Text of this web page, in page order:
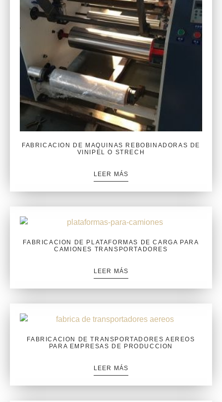
FABRICACION DE MAQUINAS REBOBINADORAS DE
VINIPEL O STRECH
LEER MÁS
FABRICACION DE PLATAFORMAS DE CARGA PARA
CAMIONES TRANSPORTADORES
LEER MÁS
FABRICACION DE TRANSPORTADORES AEREOS
PARA EMPRESAS DE PRODUCCION
LEER MÁS